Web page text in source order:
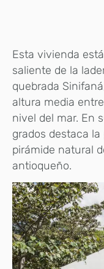
Esta vivienda
saliente de la
quebrada
altura media
nivel del mar. En
grados destaca
pirámide natural
antioqueño.